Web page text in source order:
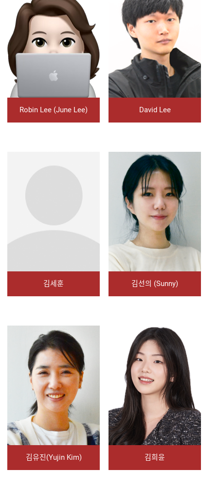
Robin Lee (June Lee) David Lee
김세훈 김선의 (Sunny)
김유진(Yujin Kim) 김희윤